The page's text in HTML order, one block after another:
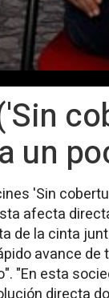
un
'Sin
afecta
de la cinta
avance
"En esta